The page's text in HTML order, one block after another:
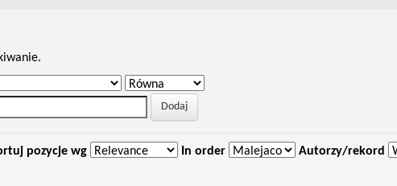
pozycje wg In order Autorzy/rekord